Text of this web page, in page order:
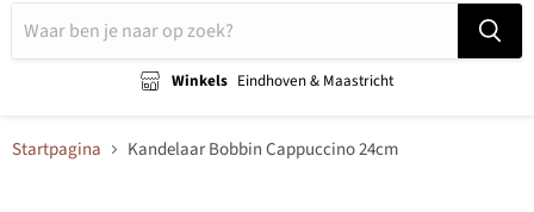
Winkels Eindhoven & Maastricht
Startpagina Kandelaar Bobbin Cappuccino 24cm